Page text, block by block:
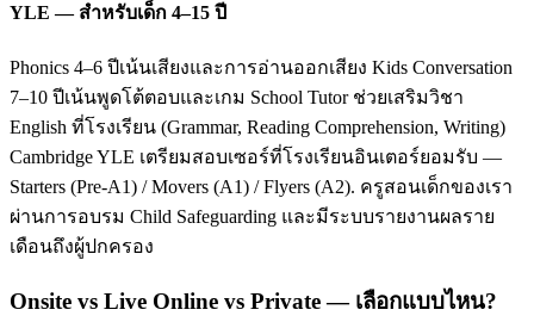
YLE — สำหรับเด็ก 4–15 ปี
Phonics 4–6 ปีเน้นเสียงและการอ่านออกเสียง Kids Conversation
7–10 ปีเน้นพูดโต้ตอบและเกม School Tutor ช่วยเสริมวิชา
English ที่โรงเรียน (Grammar, Reading Comprehension, Writing)
Cambridge YLE เตรียมสอบเซอร์ที่โรงเรียนอินเตอร์ยอมรับ —
Starters (Pre-A1) / Movers (A1) / Flyers (A2). ครูสอนเด็กของเรา
ผ่านการอบรม Child Safeguarding และมีระบบรายงานผลราย
เดือนถึงผู้ปกครอง
Onsite vs Live Online vs Private — เลือกแบบไหน?